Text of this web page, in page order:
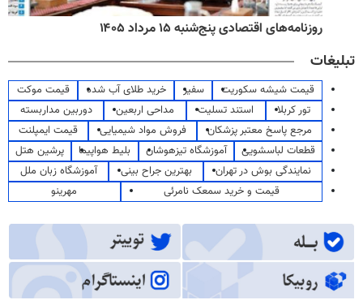
روزنامه‌های اقتصادی پنج‌شنبه ۱۵ مرداد ۱۴۰۵
تبلیغات
قیمت شیشه سکوریت سفیر خرید طلای آب شده
قیمت موکت
تور کربلا
استند تسلیت مداحی اربعین
دوربین مداربسته
مرجع پاسخ معتبر پزشکان
فروش مواد شیمیایی
قیمت ایمپلنت
قطعات لباسشویی
آموزشگاه تیزهوشان بلیط هواپیما
پرشین هتل
نمایندگی بوش در تهران
بهترین جراح بینی
آموزشگاه زبان ملل
قیمت و خرید سمعک نامرئی
مهرینو